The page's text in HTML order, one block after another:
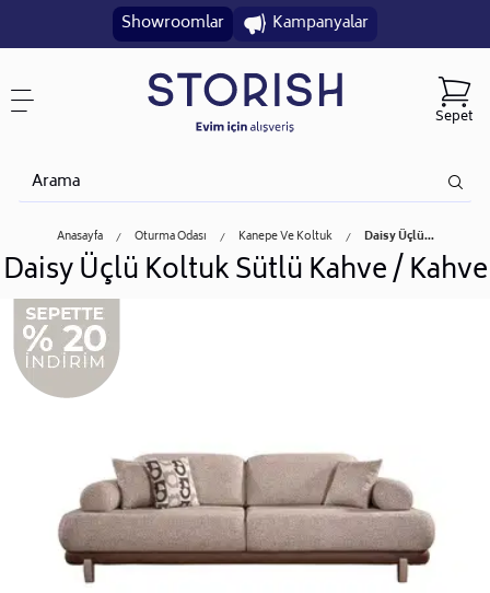
Showroomlar Kampanyalar
Sepet
Anasayfa Oturma Odası Kanepe Ve Koltuk Daisy Üçlü...
Daisy Üçlü Koltuk Sütlü Kahve / Kahve